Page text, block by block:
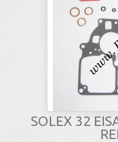
SOLEX 32